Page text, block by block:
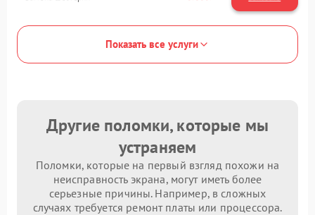
Показать все услуги
Другие поломки, которые мы
устраняем
Поломки, которые на первый взгляд похожи на
неисправность экрана, могут иметь более
серьезные причины. Например, в сложных
случаях требуется ремонт платы или процессора.